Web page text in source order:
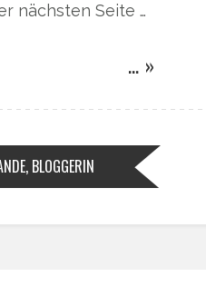
nächsten Seite …
… »
BLOGGERIN